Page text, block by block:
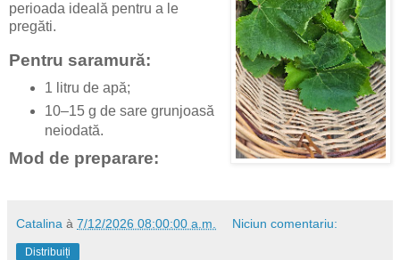
perioada ideală pentru a le
pregăti.
Pentru saramură:
1 litru de apă;
10–15 g de sare grunjoasă
neiodată.
Mod de preparare:
Catalina à 7/12/2026 08:00:00 a.m. Niciun comentariu:
Distribuiți